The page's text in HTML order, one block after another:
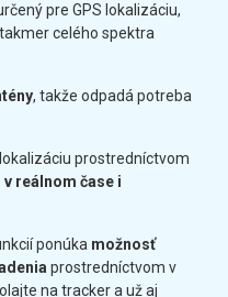
pre GPS lokalizáciu,
celého spektra
, takže odpadá potreba
prostredníctvom
reálnom čase i
ponúka možnosť
prostredníctvom v
na tracker a už aj